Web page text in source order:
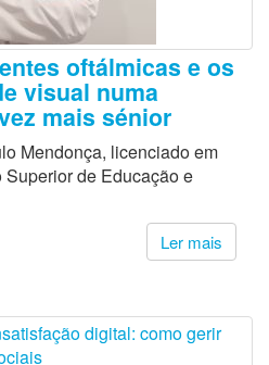
oftálmicas e os
visual numa
mais sénior
Mendonça, licenciado em
de Educação e
Ler mais